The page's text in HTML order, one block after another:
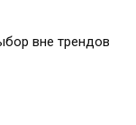
вне трендов